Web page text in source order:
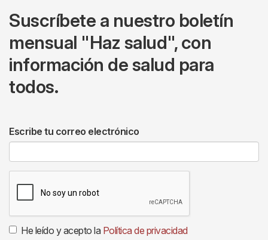
Suscríbete a nuestro boletín
mensual "Haz salud", con
información de salud para
todos.
Escribe tu correo electrónico
He leído y acepto la Política de privacidad